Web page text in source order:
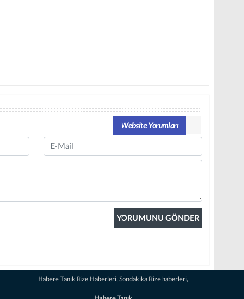
Website Yorumları
Email
Habere Tanık Rize Haberleri, Sondakika Rize haberleri,